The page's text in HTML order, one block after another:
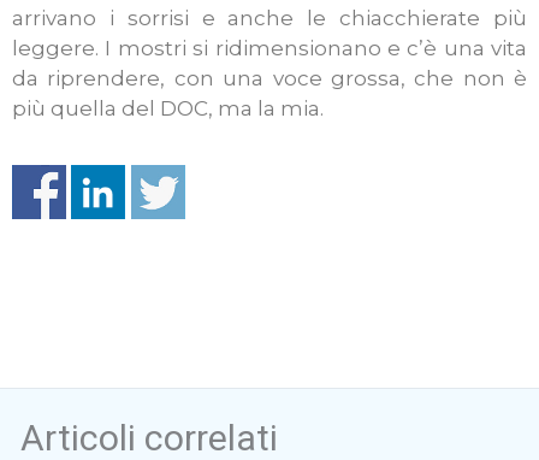
arrivano i sorrisi e anche le chiacchierate più
leggere. I mostri si ridimensionano e c’è una vita
da riprendere, con una voce grossa, che non è
più quella del DOC, ma la mia.
Articoli correlati